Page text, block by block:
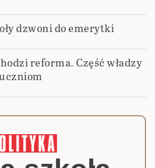
dzwoni do emerytki
reforma. Część władzy